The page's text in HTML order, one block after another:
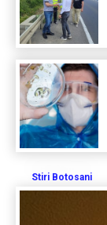
Stiri Botosani